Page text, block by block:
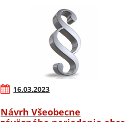
16.03.2023
Návrh Všeobecne